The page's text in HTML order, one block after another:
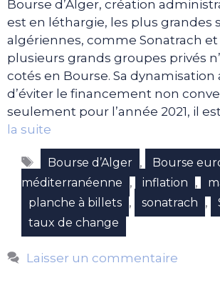
Bourse d’Alger, création
est en léthargie, les plus grandes
algériennes, comme Sonatrach et
plusieurs grands groupes privés
cotés en Bourse. Sa dynamisation
d’éviter le financement non
seulement pour l’année 2021, il
la suite
Étiquettes
Bourse d’Alger ,
Bourse
méditerranéenne
, inflation ,
planche à billets , sonatrach ,
taux de change
Laisser un commentaire